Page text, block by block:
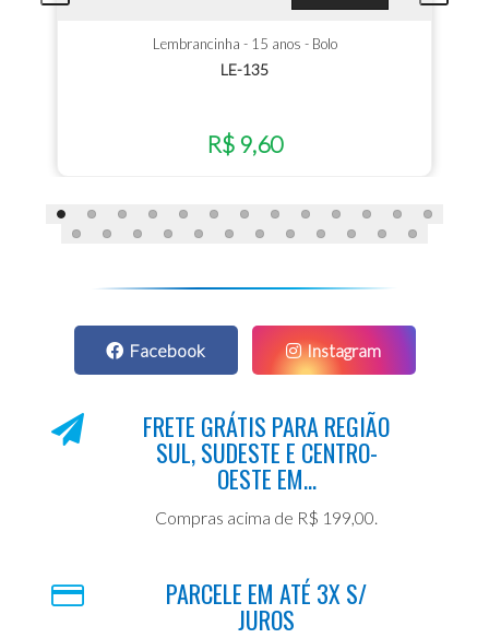
Lembrancinha - 15 anos - Bolo
LE-135
R$ 9,60
Facebook Instagram
FRETE GRÁTIS PARA REGIÃO
SUL, SUDESTE E CENTRO-
OESTE EM...
Compras acima de R$ 199,00.
PARCELE EM ATÉ 3X S/
JUROS